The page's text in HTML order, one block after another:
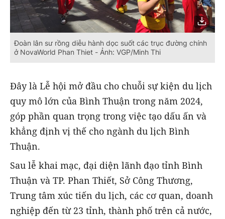
Đoàn lân sư rồng diễu hành dọc suốt các trục đường chính
ở NovaWorld Phan Thiet - Ảnh: VGP/Minh Thi
Đây là Lễ hội mở đầu cho chuỗi sự kiện du lịch
quy mô lớn của Bình Thuận trong năm 2024,
góp phần quan trọng trong việc tạo dấu ấn và
khẳng định vị thế cho ngành du lịch Bình
Thuận.
Sau lễ khai mạc, đại diện lãnh đạo tỉnh Bình
Thuận và TP. Phan Thiết, Sở Công Thương,
Trung tâm xúc tiến du lịch, các cơ quan, doanh
nghiệp đến từ 23 tỉnh, thành phố trên cả nước,